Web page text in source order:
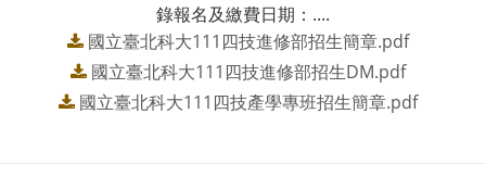
錄報名及繳費日期：....
國立臺北科大111四技進修部招生簡章.pdf
國立臺北科大111四技進修部招生DM.pdf
國立臺北科大111四技產學專班招生簡章.pdf